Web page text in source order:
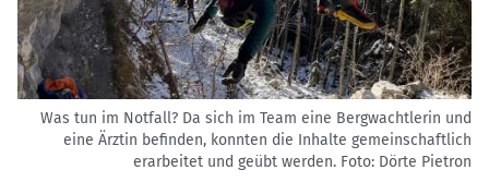
Was tun im Notfall? Da sich im Team eine Bergwachtlerin und
eine Ärztin befinden, konnten die Inhalte gemeinschaftlich
erarbeitet und geübt werden. Foto: Dörte Pietron